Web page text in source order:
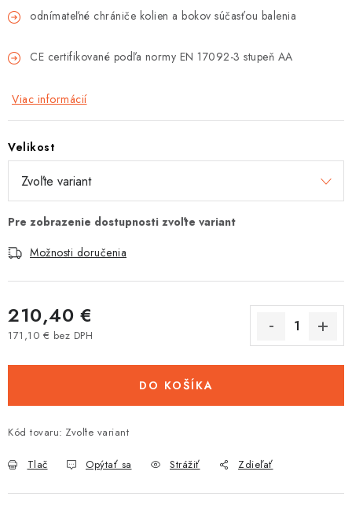
odnímateľné chrániče kolien a bokov súčasťou balenia
CE certifikované podľa normy EN 17092-3 stupeň AA
Viac informácií
Velikost
Možnosti doručenia
210,40 €
171,10 € bez DPH
DO KOŠÍKA
Kód tovaru: Zvoľte variant
Tlač Opýtať sa Strážiť Zdieľať